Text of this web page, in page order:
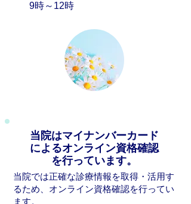
9時～12時
当院はマイナンバーカード
によるオンライン資格確認
を行っています。
当院では正確な診療情報を取得・活用す
るため、オンライン資格確認を行ってい
ます。